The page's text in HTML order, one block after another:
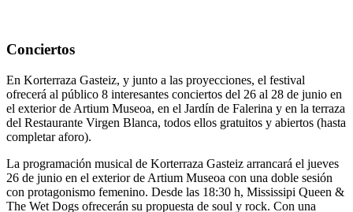
Conciertos
En Korterraza Gasteiz, y junto a las proyecciones, el festival
ofrecerá al público 8 interesantes conciertos del 26 al 28 de junio en
el exterior de Artium Museoa, en el Jardín de Falerina y en la terraza
del Restaurante Virgen Blanca, todos ellos gratuitos y abiertos (hasta
completar aforo).
La programación musical de Korterraza Gasteiz arrancará el jueves
26 de junio en el exterior de Artium Museoa con una doble sesión
con protagonismo femenino. Desde las 18:30 h, Mississipi Queen &
The Wet Dogs ofrecerán su propuesta de soul y rock. Con una